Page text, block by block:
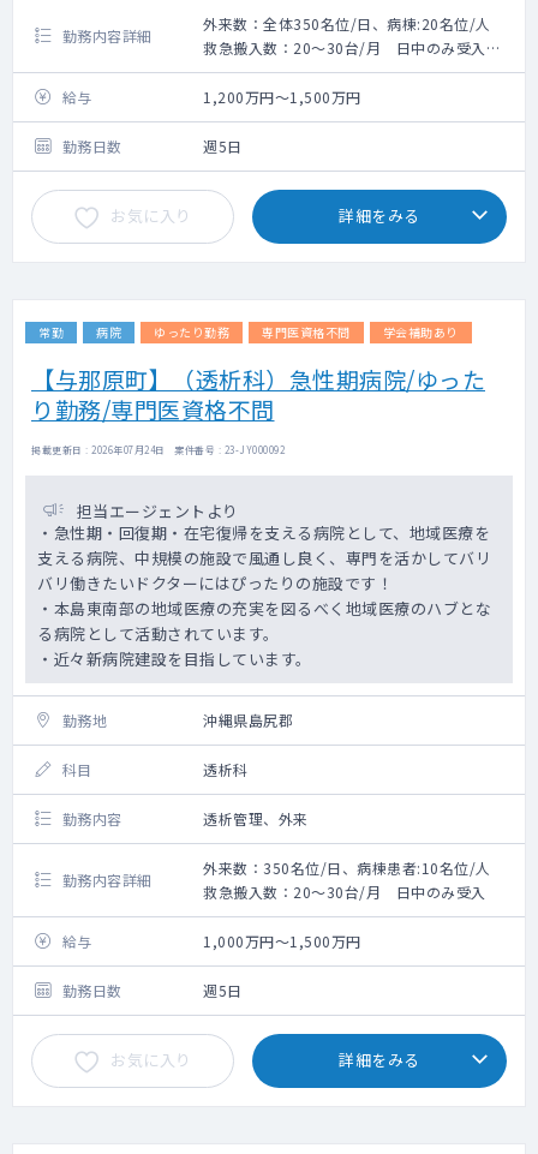
勤務内容詳細
外来数：全体350名位/日、病棟:20名位/人
救急搬入数：20～30台/月 日中のみ受入
手術数：10件前後/月
給与
1,200万円～1,500万円
勤務日数 週5日
お気に入り 詳細をみる
常勤 病院 ゆったり勤務 専門医資格不問 学会補助あり
【与那原町】（透析科）急性期病院/ゆった
り勤務/専門医資格不問
掲載更新日 : 2026年07月24日 案件番号 : 23-JY000092
担当エージェントより
・急性期・回復期・在宅復帰を支える病院として、地域医療を
支える病院、中規模の施設で風通し良く、専門を活かしてバリ
バリ働きたいドクターにはぴったりの施設です！
・本島東南部の地域医療の充実を図るべく地域医療のハブとな
る病院として活動されています。
・近々新病院建設を目指しています。
勤務地 沖縄県島尻郡
科目 透析科
勤務内容 透析管理、外来
勤務内容詳細
外来数：350名位/日、病棟患者:10名位/人
救急搬入数：20～30台/月 日中のみ受入
給与 1,000万円～1,500万円
勤務日数 週5日
お気に入り 詳細をみる